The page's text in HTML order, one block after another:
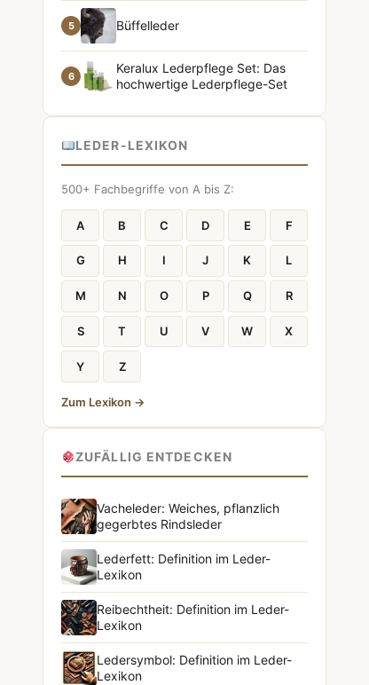
5 Büffelleder
6
Keralux Lederpflege Set: Das
hochwertige Lederpflege-Set
LEDER-LEXIKON
500+ Fachbegriffe von A bis Z:
A B C D E F
G H I J K L
M N O P Q R
S T U V W X
Y Z
Zum Lexikon →
ZUFÄLLIG ENTDECKEN
Vacheleder: Weiches, pflanzlich
gegerbtes Rindsleder
Lederfett: Definition im Leder-
Lexikon
Reibechtheit: Definition im Leder-
Lexikon
Ledersymbol: Definition im Leder-
Lexikon